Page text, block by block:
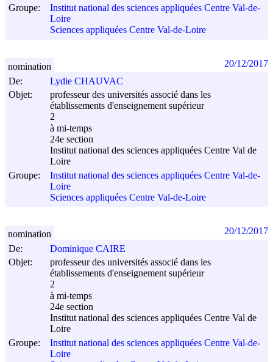
Groupe:
Institut national des sciences appliquées Centre Val-de-
Loire
Sciences appliquées Centre Val-de-Loire
De:
Lydie CHAUVAC
Objet:
professeur des universités associé dans les
établissements d'enseignement supérieur
2
à mi-temps
24e section
Institut national des sciences appliquées Centre Val de
Loire
Groupe:
Institut national des sciences appliquées Centre Val-de-
Loire
Sciences appliquées Centre Val-de-Loire
nomination 20/12/2017
De:
Dominique CAIRE
Objet:
professeur des universités associé dans les
établissements d'enseignement supérieur
2
à mi-temps
24e section
Institut national des sciences appliquées Centre Val de
Loire
Groupe:
Institut national des sciences appliquées Centre Val-de-
Loire
nomination 20/12/2017